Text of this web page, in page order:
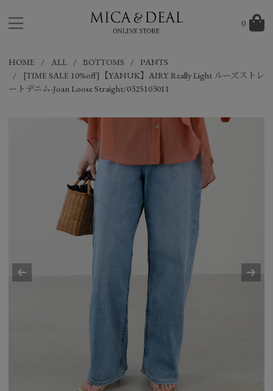
0
HOME ALL BOTTOMS
PANTS
[TIME SALE 10%off]【YANUK】AIRY Really Light ルーズストレ
ートデニム-Joan Loose Straight/0325103011